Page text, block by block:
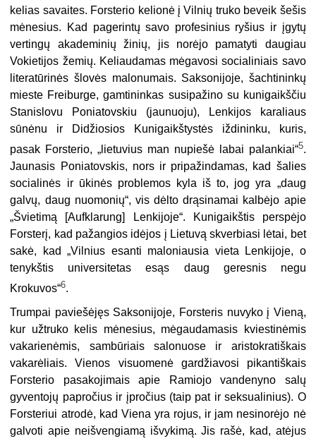
kelias savaites. Forsterio kelionė į Vilnių truko beveik šešis
mėnesius. Kad pagerintų savo profesinius ryšius ir įgytų
vertingų akademinių žinių, jis norėjo pamatyti daugiau
Vokietijos žemių. Keliaudamas mėgavosi socialiniais savo
literatūrinės šlovės malonumais. Saksonijoje, šachtininkų
mieste Freiburge, gamtininkas susipažino su kunigaikščiu
Stanislovu Poniatovskiu (jau­nuoju), Lenkijos karaliaus
sūnėnu ir Didžiosios Kunigaikštystės iždininku, kuris,
pasak Forsterio, „lietuvius man nupiešė labai palankiai“5.
Jaunasis Ponia­tovskis, nors ir pripažindamas, kad šalies
socialinės ir ūkinės problemos kyla iš to, jog yra „daug
galvų, daug nuomonių“, vis dėlto drąsinamai kalbėjo apie
„Švie­timą [Aufklarung] Lenkijoje“. Kunigaikštis perspėjo
Forsterį, kad pažangios idėjos į Lietuvą skverbiasi lėtai, bet
sakė, kad „Vilnius esanti maloniausia vieta Lenkijoje, o
tenykštis universitetas esąs daug geresnis negu
Krokuvos“6.
Trumpai paviešėjęs Saksonijoje, Forsteris nuvyko į Vieną,
kur užtruko kelis mėnesius, mėgaudamasis kviestinėmis
vakarienėmis, sambūriais salonuose ir aristokratiškais
vakarėliais. Vienos visuomenė gardžiavosi pikantiškais
Fors­terio pasakojimais apie Ramiojo vandenyno salų
gyventojų papročius ir įpročius (taip pat ir seksualinius). O
Forsteriui atrodė, kad Viena yra rojus, ir jam nesi­norėjo nė
galvoti apie neišvengiamą išvykimą. Jis rašė, kad, atėjus